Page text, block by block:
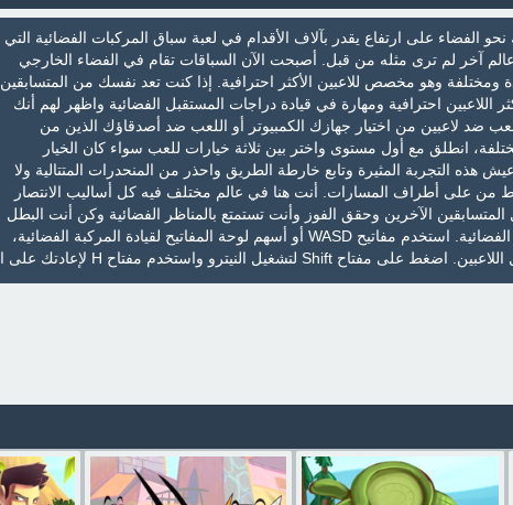
الفضاء على ارتفاع يقدر بآلاف الأقدام في لعبة سباق المركبات الفضائية التي
آخر لم ترى مثله من قبل. أصبحت الآن السباقات تقام في الفضاء الخارجي
وهو مخصص للاعبين الأكثر احترافية. إذا كنت تعد نفسك من المتسابقين
اللاعبين احترافية ومهارة في قيادة دراجات المستقبل الفضائية واظهر لهم أنك
ضد لاعبين من اختيار جهازك الكمبيوتر أو اللعب ضد أصدقاؤك الذين من
10 مستويات مختلفة، انطلق مع أول مستوى واختر بين ثلاثة خيارات للعب سواء كان الخيار
هذه التجربة المثيرة وتابع خارطة الطريق واحذر من المنحدرات المتتالية ولا
من على أطراف المسارات. أنت هنا في عالم مختلف فيه كل أساليب الانتصار
الآخرين وحقق الفوز وأنت تستمتع بالمناظر الفضائية وكن أنت البطل
الجديد في لعبة سباق المركبات الفضائية. استخدم مفاتيح WASD أو أسهم لوحة المفاتيح لقيادة المركبة الفضائية،